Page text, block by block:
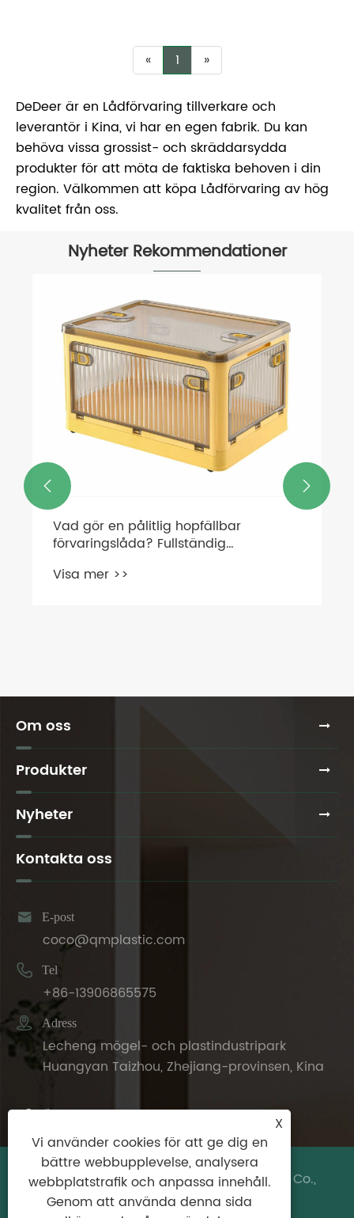
« 1 »
DeDeer är en Lådförvaring tillverkare och
leverantör i Kina, vi har en egen fabrik. Du kan
behöva vissa grossist- och skräddarsydda
produkter för att möta de faktiska behoven i din
region. Välkommen att köpa Lådförvaring av hög
kvalitet från oss.
Nyheter Rekommendationer
Varför campinglåda med
förbättrar
utomhus?
Visa mer >>
 
Om oss
Produkter
Nyheter
Kontakta oss
 E-post
coco@qmplastic.com
 Tel
+86-13906865575
 Adress
Lecheng mögel- och plastindustripark
Huangyan Taizhou, Zhejiang-provinsen, Kina
Copyright © 2024 Taizhou DeDeer Plastic Co.,
Ltd. Med ensamrätt.
X
Vi använder cookies för att ge dig en
bättre webbupplevelse, analysera
webbplatstrafik och anpassa innehåll.
Genom att använda denna sida